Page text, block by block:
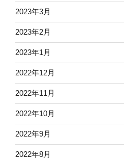
2023年3月
2023年2月
2023年1月
2022年12月
2022年11月
2022年10月
2022年9月
2022年8月